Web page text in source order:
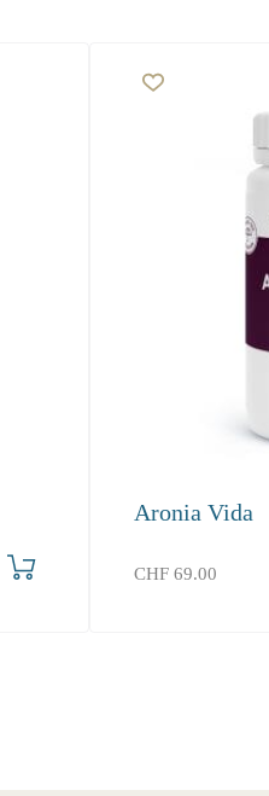
Aronia Vida
CHF 69.00